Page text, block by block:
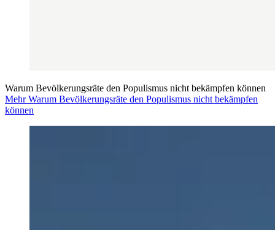
Warum Bevölkerungsräte den Populismus nicht bekämpfen können
Mehr Warum Bevölkerungsräte den Populismus nicht bekämpfen
können